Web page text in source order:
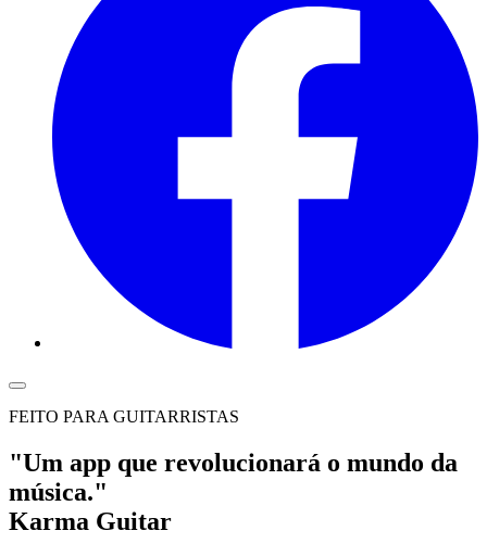
FEITO PARA GUITARRISTAS
"Um app que revolucionará o mundo da
música."
Karma Guitar